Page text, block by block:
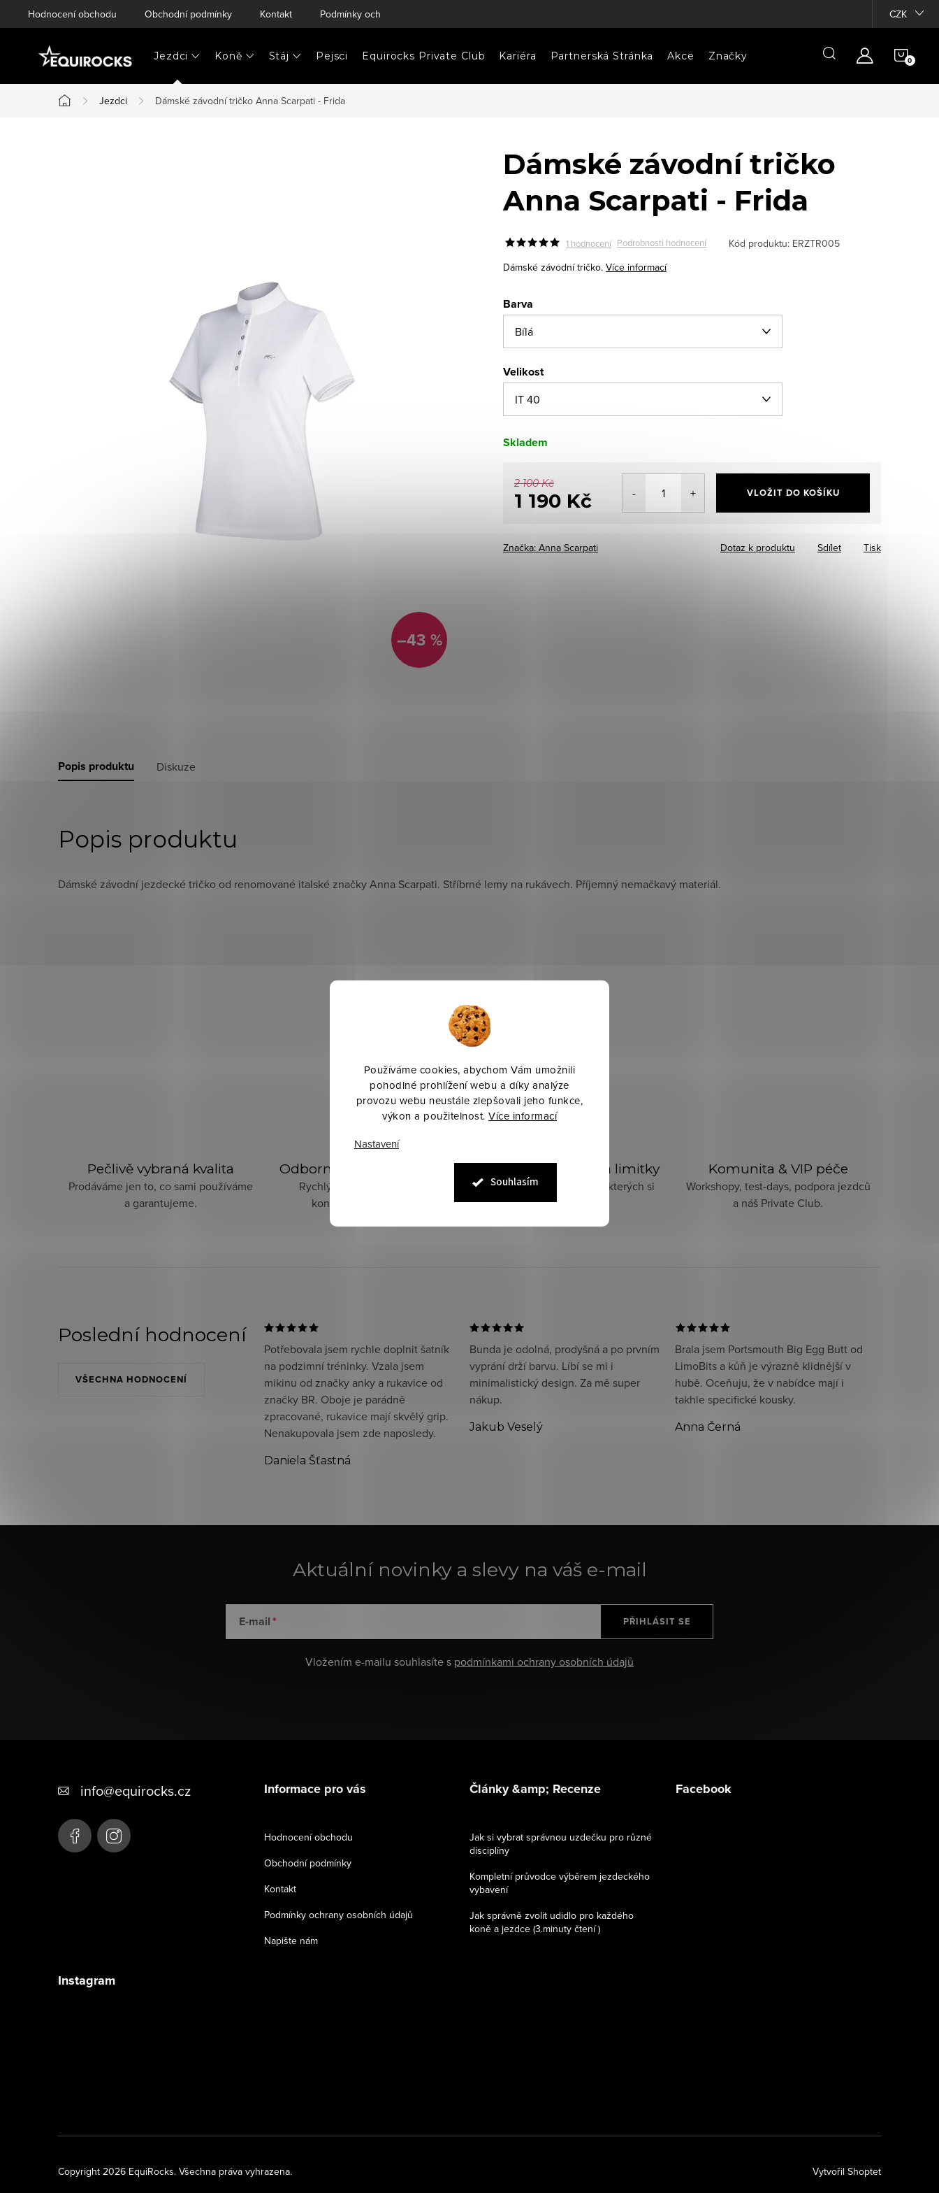
Používáme cookies, abychom Vám umožnili
pohodlné prohlížení webu a díky analýze
provozu webu neustále zlepšovali jeho funkce,
výkon a použitelnost. Více informací
Nastavení
Souhlasím
na
Hodnocení obchodu Obchodní podmínky Kontakt Podmínky ochrany osobních údajů CZK
Jezdci Koně Stáj Pejsci Equirocks Private Club Kariéra Partnerská Stránka Akce Značky
Domů
Jezdci Dámské závodní tričko Anna Scarpati - Frida
–43 %
Dámské závodní tričko
Anna Scarpati - Frida
1 hodnocení Podrobnosti hodnocení Kód produktu: ERZTR005
Dámské závodní tričko. Více informací
Barva
Velikost
Skladem
2 100 Kč
1 190 Kč VLOŽIT DO KOŠÍKU
Značka: Anna Scarpati Tisk
Dotaz k produktu Sdílet
Popis produktu Diskuze
Popis produktu
Dámské závodní jezdecké tričko od renomované italské značky Anna Scarpati. Stříbrné lemy na rukávech. Příjemný nemačkavý materiál.
Pečlivě vybraná kvalita
Prodáváme jen to, co sami používáme
a garantujeme.
Odborné poradenství 24/7
Rychlý chat, telefon, osobní
konzultace, video-call.
Exkluzivní značky a limitky
Široký výběr značek, ze kterých si
vybere každý.
Komunita & VIP péče
Workshopy, test-days, podpora jezdců
a náš Private Club.
Poslední hodnocení
VŠECHNA HODNOCENÍ
Potřebovala jsem rychle doplnit šatník
na podzimní tréninky. Vzala jsem
mikinu od značky anky a rukavice od
značky BR. Oboje je parádně
zpracované, rukavice mají skvělý grip.
Nenakupovala jsem zde naposledy.
Daniela Šťastná
Bunda je odolná, prodyšná a po prvním
vyprání drží barvu. Líbí se mi i
minimalistický design. Za mě super
nákup.
Jakub Veselý
Brala jsem Portsmouth Big Egg Butt od
LimoBits a kůň je výrazně klidnější v
hubě. Oceňuju, že v nabídce mají i
takhle specifické kousky.
Anna Černá
Aktuální novinky a slevy na váš e-mail
E-mail
Vložením e-mailu souhlasíte s podmínkami ochrany osobních údajů
PŘIHLÁSIT SE
info@equirocks.cz Informace pro vás
Hodnocení obchodu
Obchodní podmínky
Kontakt
Podmínky ochrany osobních údajů
Napište nám
Články &amp; Recenze
Jak si vybrat správnou uzdečku pro různé
disciplíny
Kompletní průvodce výběrem jezdeckého
vybavení
Jak správně zvolit udidlo pro každého
koně a jezdce (3.minuty čtení )
Facebook
Instagram
Vytvořil Shoptet
Copyright 2026 EquiRocks. Všechna práva vyhrazena.